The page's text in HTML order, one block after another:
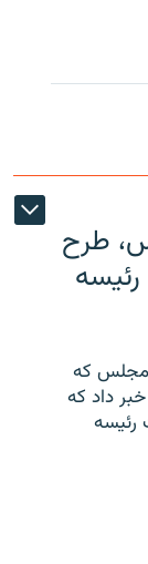
طرح
مجلس که
داد که
به هیات رئیسه